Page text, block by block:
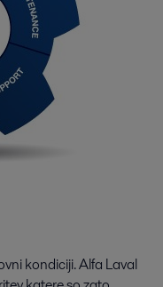
kondiciji. Alfa Laval